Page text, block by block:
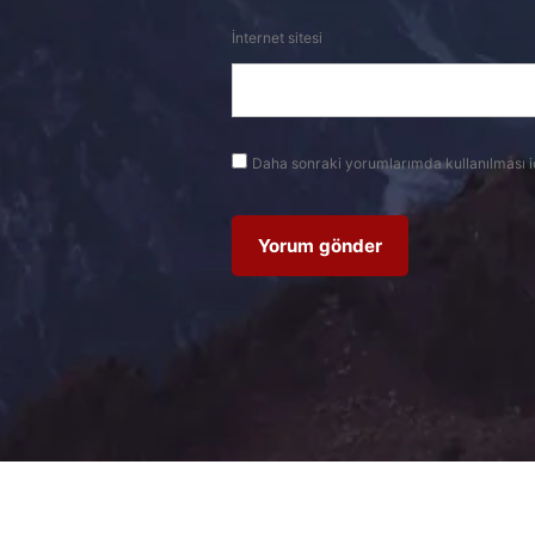
İnternet sitesi
Daha sonraki yorumlarımda